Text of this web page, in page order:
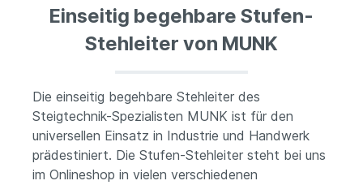
Einseitig begehbare Stufen-
Stehleiter von MUNK
Die einseitig begehbare Stehleiter des
Steigtechnik-Spezialisten MUNK ist für den
universellen Einsatz in Industrie und Handwerk
prädestiniert. Die Stufen-Stehleiter steht bei uns
im Onlineshop in vielen verschiedenen